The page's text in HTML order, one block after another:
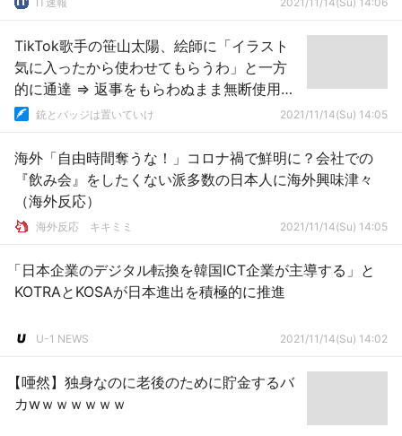
TikTok歌手の笹山太陽、絵師に「イラスト
気に入ったから使わせてもらうわ」と一方
的に通達 ⇒ 返事をもらわぬまま無断使用し
炎上銃とバッジは置いていけ 2021/11/14(Su) 14:05
海外「自由時間奪うな！」コロナ禍で鮮明に？会社での
『飲み会』をしたくない派多数の日本人に海外興味津々
（海外反応）
­海外反応 キキミミ 2021/11/14(Su) 14:05
「日本企業のデジタル転換を韓国ICT企業が主導する」と
KOTRAとKOSAが日本進出を積極的に推進
U-1 NEWS 2021/11/14(Su) 14:02
【唖然】独身なのに老後のために貯金するバ
カwｗｗｗｗｗｗ